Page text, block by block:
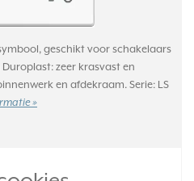
geschikt voor schakelaars
zeer krasvast en
en afdekraam. Serie: LS
»